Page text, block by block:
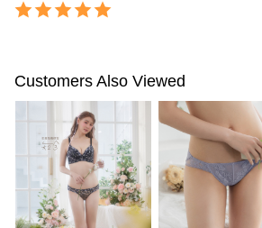
Customers Also Viewed